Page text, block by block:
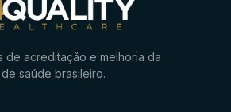
de acreditação e melhoria da
saúde brasileiro.